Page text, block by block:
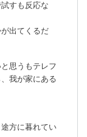
すも反応な
出てくるだ
思うもテレフ
我が家にある
方に暮れてい